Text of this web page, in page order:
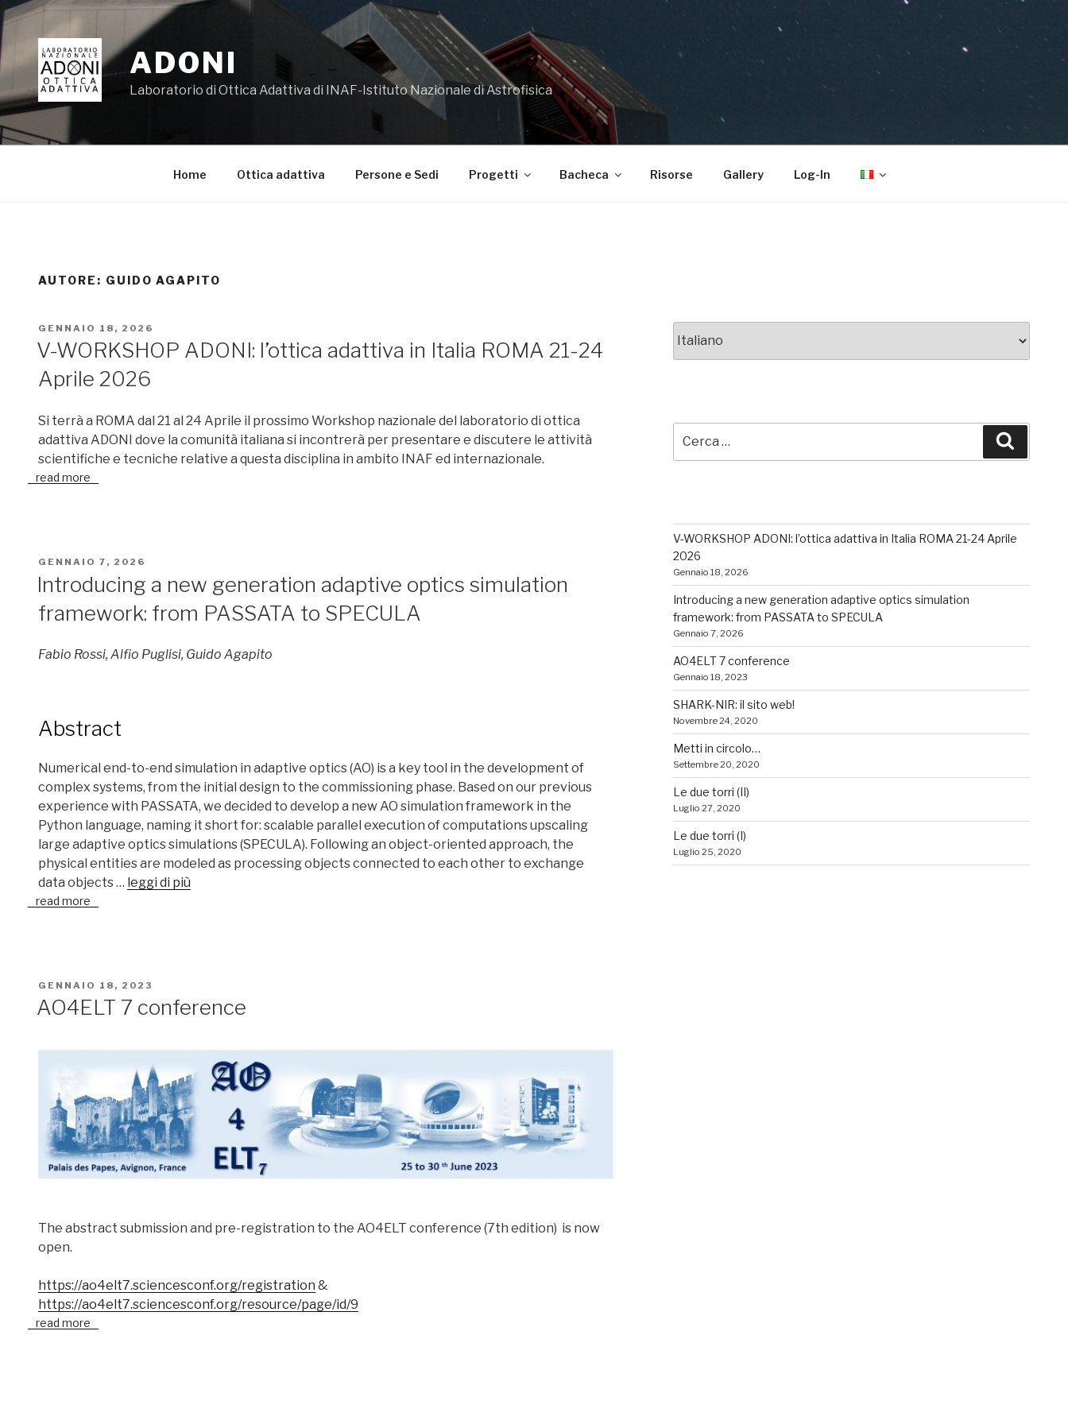
Salta
al
contenuto
ADONI
Laboratorio di Ottica Adattiva di INAF-Istituto Nazionale di Astrofisica
Home Ottica adattiva Persone e Sedi Progetti Bacheca Risorse Gallery Log-In
AUTORE: GUIDO AGAPITO
PUBBLICATO
IL
GENNAIO 18, 2026
V-WORKSHOP ADONI: l’ottica adattiva in Italia ROMA 21-24
Aprile 2026
Si terrà a ROMA dal 21 al 24 Aprile il prossimo Workshop nazionale del laboratorio di ottica
adattiva ADONI dove la comunità italiana si incontrerà per presentare e discutere le attività
scientifiche e tecniche relative a questa disciplina in ambito INAF ed internazionale.
read more
PUBBLICATO
GENNAIO 7, 2026
Introducing a new generation adaptive optics simulation
framework: from PASSATA to SPECULA
Fabio Rossi, Alfio Puglisi, Guido Agapito
Abstract
Numerical end-to-end simulation in adaptive optics (AO) is a key tool in the development of
complex systems, from the initial design to the commissioning phase. Based on our previous
experience with PASSATA, we decided to develop a new AO simulation framework in the
Python language, naming it short for: scalable parallel execution of computations upscaling
large adaptive optics simulations (SPECULA). Following an object-oriented approach, the
physical entities are modeled as processing objects connected to each other to exchange
data objects … leggi di più
read more
PUBBLICATO
IL
GENNAIO 18, 2023
AO4ELT 7 conference
The abstract submission and pre-registration to the AO4ELT conference (7th edition) is now
open.
https://ao4elt7.sciencesconf.org/registration &
https://ao4elt7.sciencesconf.org/resource/page/id/9
read more
una
V-WORKSHOP ADONI: l’ottica adattiva in Italia ROMA 21-24 Aprile
2026
Gennaio 18, 2026
Introducing a new generation adaptive optics simulation
framework: from PASSATA to SPECULA
Gennaio 7, 2026
AO4ELT 7 conference
Gennaio 18, 2023
SHARK-NIR: il sito web!
Novembre 24, 2020
Metti in circolo…
Settembre 20, 2020
Le due torri (II)
Luglio 27, 2020
Le due torri (I)
Luglio 25, 2020